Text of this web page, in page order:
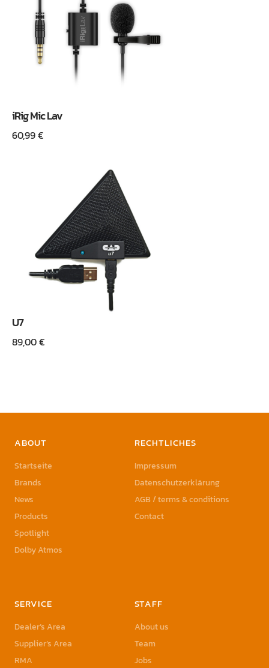
iRig Mic Lav
60,99€
U7
89,00€
ABOUT
Startseite
Brands
News
Products
Spotlight
Dolby Atmos
RECHTLICHES
Impressum
Datenschutzerklärung
AGB / terms & conditions
Contact
SERVICE
Dealer’s Area
Supplier’s Area
RMA
STAFF
About us
Team
Jobs